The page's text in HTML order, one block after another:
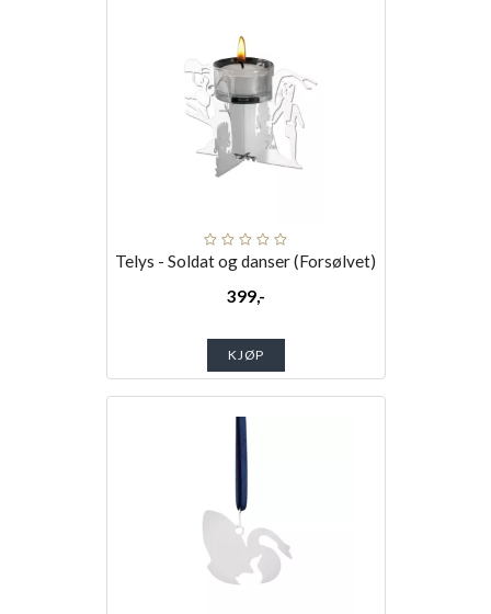
Telys - Soldat og danser (Forsølvet)
399,-
KJØP